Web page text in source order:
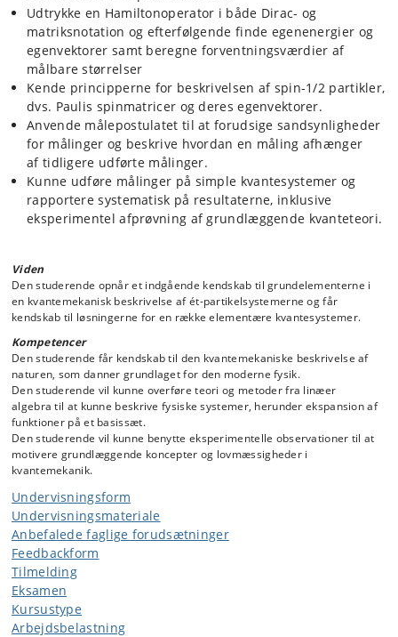
Udtrykke en Hamiltonoperator i både Dirac- og
matriksnotation og efterfølgende finde egenenergier og
egenvektorer samt beregne forventningsværdier af
målbare størrelser
Kende principperne for beskrivelsen af spin-1/2 partikler,
dvs. Paulis spinmatricer og deres egenvektorer.
Anvende målepostulatet til at forudsige sandsynligheder
for målinger og beskrive hvordan en måling afhænger
af tidligere udførte målinger.
Kunne udføre målinger på simple kvantesystemer og
rapportere systematisk på resultaterne, inklusive
eksperimentel afprøvning af grundlæggende kvanteteori.
Viden
Den studerende opnår et indgående kendskab til grundelementerne i
en kvantemekanisk beskrivelse af ét-partikelsystemerne og får
kendskab til løsningerne for en række elementære kvantesystemer.
Kompetencer
Den studerende får kendskab til den kvantemekaniske beskrivelse af
naturen, som danner grundlaget for den moderne fysik.
Den studerende vil kunne overføre teori og metoder fra linæer
algebra til at kunne beskrive fysiske systemer, herunder ekspansion af
funktioner på et basissæt.
Den studerende vil kunne benytte eksperimentelle observationer til at
motivere grundlæggende koncepter og lovmæssigheder i
kvantemekanik.
Undervisningsform
Undervisningsmateriale
Anbefalede faglige forudsætninger
Feedbackform
Tilmelding
Eksamen
Kursustype
Arbejdsbelastning